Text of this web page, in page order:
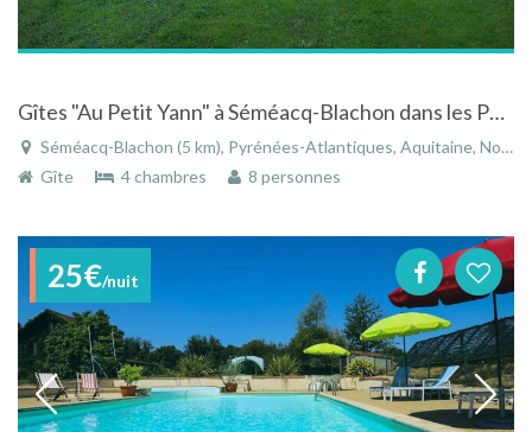
Gîtes "Au Petit Yann" à Séméacq-Blachon dans les Pyrénées-Atlantiques en Aquitaine
Séméacq-Blachon (5 km), Pyrénées-Atlantiques, Aquitaine, Nouvelle-Aquitaine, France
Gîte
4 chambres 8 personnes
25€/nuit